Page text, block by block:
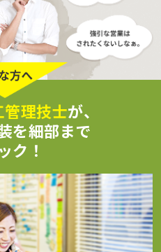
理技士が、
を細部まで
ク！